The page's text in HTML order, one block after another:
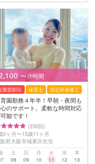
〜 /1時間
業型割引 保育士 指定研修修了
園勤務４年半！早朝・夜間も
のサポート。柔軟な時間対応
能です！
(230回)
0ヶ月〜15歳11ヶ月
府大阪市城東区在住
土
08
日
09
月
10
火
11
水
12
木
13